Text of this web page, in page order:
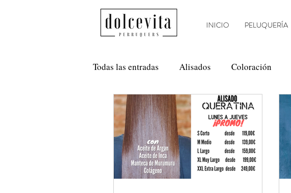
INICIO PELUQUERÍA
Todas las entradas Alisados Coloración
Método Curly Nanoplastia Novias
Anti Frizz Balayage